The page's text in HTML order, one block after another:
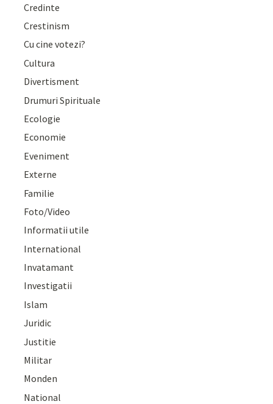
Credinte
Crestinism
Cu cine votezi?
Cultura
Divertisment
Drumuri Spirituale
Ecologie
Economie
Eveniment
Externe
Familie
Foto/Video
Informatii utile
International
Invatamant
Investigatii
Islam
Juridic
Justitie
Militar
Monden
National